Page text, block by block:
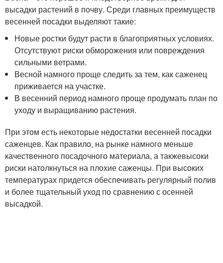
высадки растений в почву. Среди главных преимуществ
весенней посадки выделяют такие:
Новые ростки будут расти в благоприятных условиях.
Отсутствуют риски обморожения или повреждения
сильными ветрами.
Весной намного проще следить за тем, как саженец
приживается на участке.
В весенний период намного проще продумать план по
уходу и выращиванию растения.
При этом есть некоторые недостатки весенней посадки
саженцев. Как правило, на рынке намного меньше
качественного посадочного материала, а такжевысоки
риски натолкнуться на плохие саженцы. При высоких
температурах придется обеспечивать регулярный полив
и более тщательный уход по сравнению с осенней
высадкой.